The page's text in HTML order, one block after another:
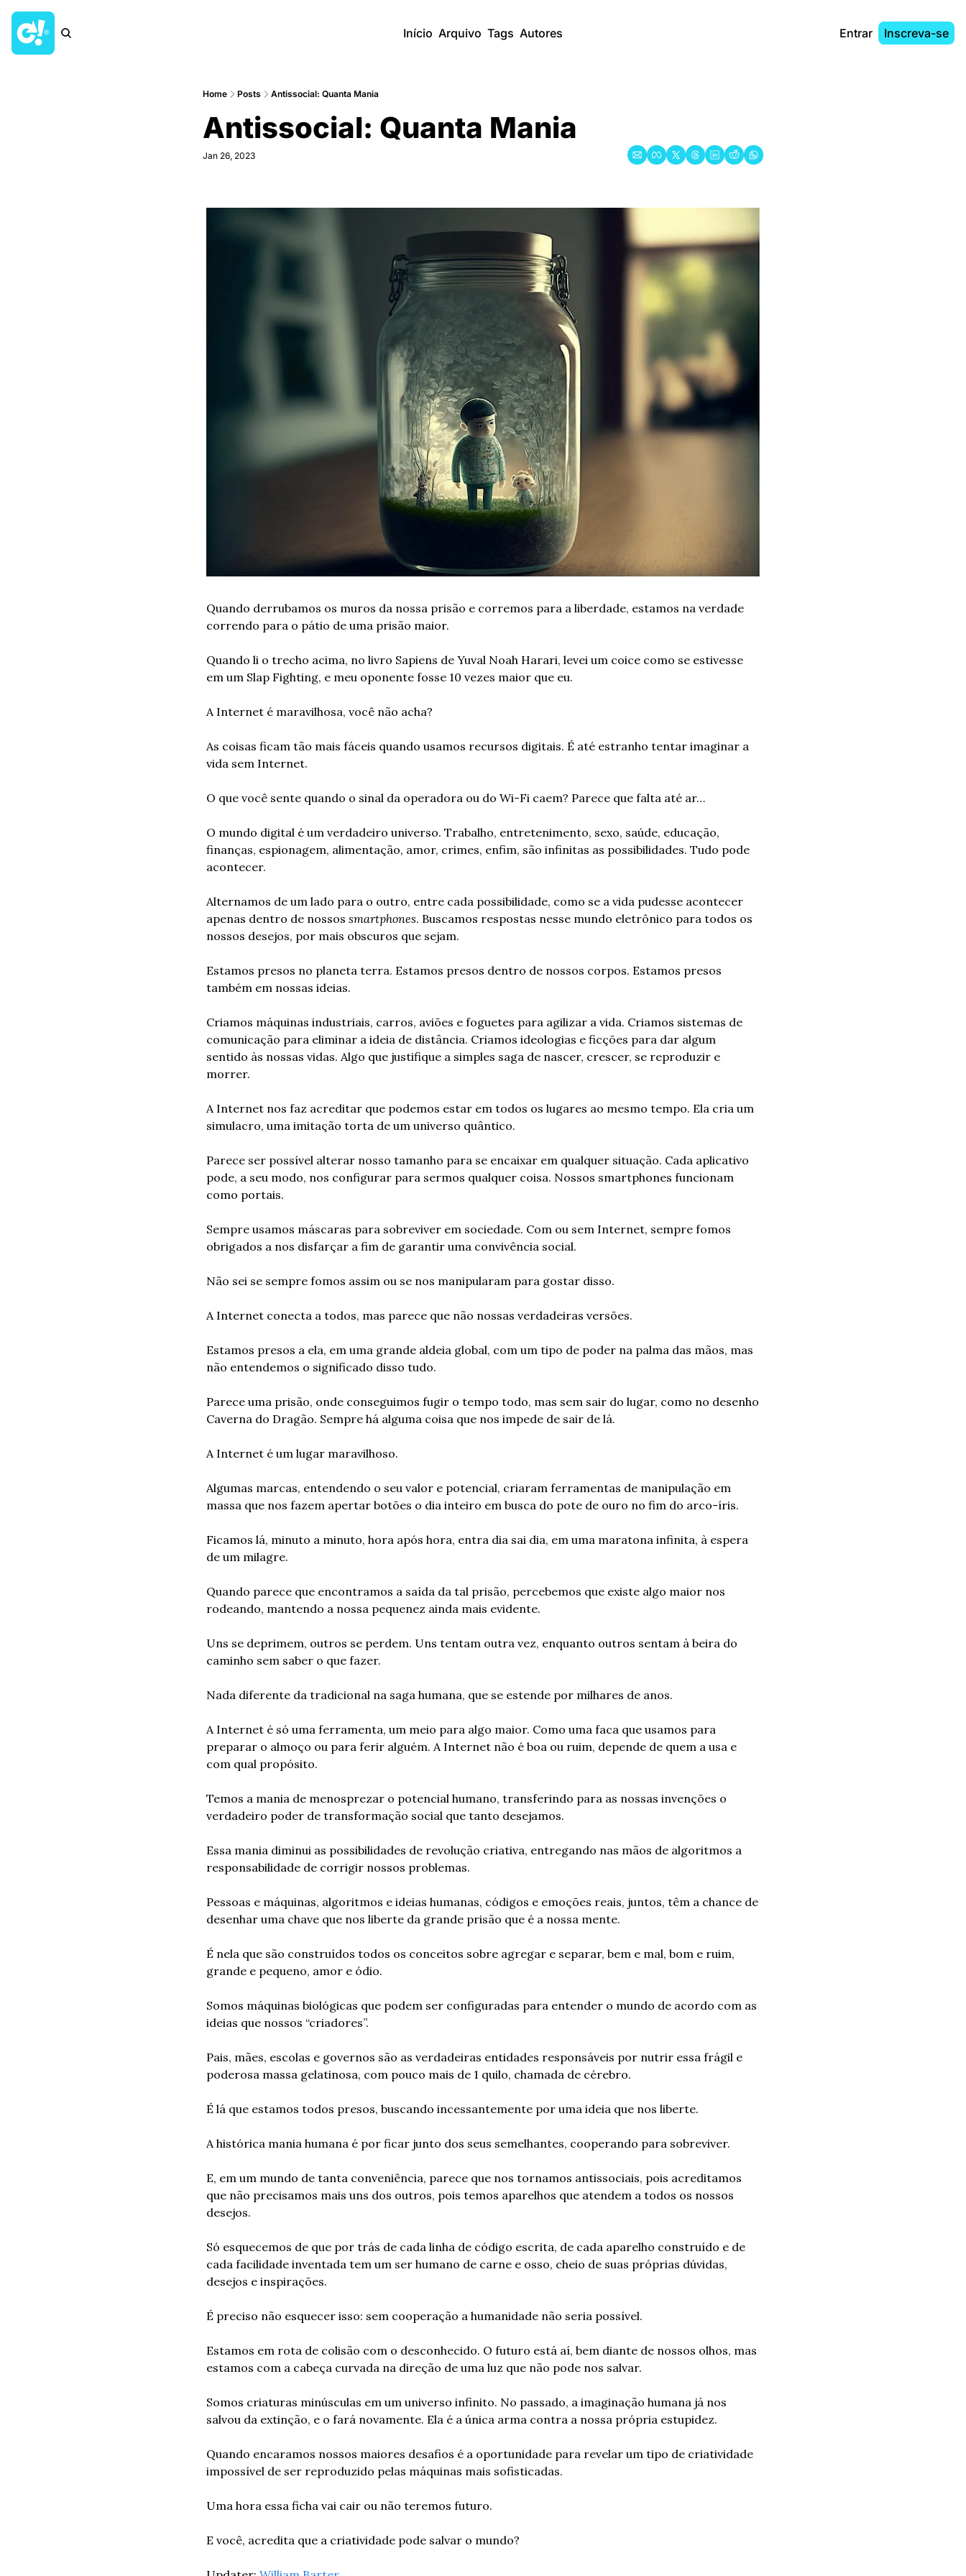
Início Arquivo Tags Autores Entrar Inscreva-se
Home Posts Antissocial: Quanta Mania
Antissocial: Quanta Mania
Jan 26, 2023
Quando derrubamos os muros da nossa prisão e corremos para a liberdade, estamos na verdade
correndo para o pátio de uma prisão maior.
Quando li o trecho acima, no livro Sapiens de Yuval Noah Harari, levei um coice como se estivesse
em um Slap Fighting, e meu oponente fosse 10 vezes maior que eu.
A Internet é maravilhosa, você não acha?
As coisas ficam tão mais fáceis quando usamos recursos digitais. É até estranho tentar imaginar a
vida sem Internet.
O que você sente quando o sinal da operadora ou do Wi-Fi caem? Parece que falta até ar…
O mundo digital é um verdadeiro universo. Trabalho, entretenimento, sexo, saúde, educação,
finanças, espionagem, alimentação, amor, crimes, enfim, são infinitas as possibilidades. Tudo pode
acontecer.
Alternamos de um lado para o outro, entre cada possibilidade, como se a vida pudesse acontecer
apenas dentro de nossos smartphones. Buscamos respostas nesse mundo eletrônico para todos os
nossos desejos, por mais obscuros que sejam.
Estamos presos no planeta terra. Estamos presos dentro de nossos corpos. Estamos presos
também em nossas ideias.
Criamos máquinas industriais, carros, aviões e foguetes para agilizar a vida. Criamos sistemas de
comunicação para eliminar a ideia de distância. Criamos ideologias e ficções para dar algum
sentido às nossas vidas. Algo que justifique a simples saga de nascer, crescer, se reproduzir e
morrer.
A Internet nos faz acreditar que podemos estar em todos os lugares ao mesmo tempo. Ela cria um
simulacro, uma imitação torta de um universo quântico.
Parece ser possível alterar nosso tamanho para se encaixar em qualquer situação. Cada aplicativo
pode, a seu modo, nos configurar para sermos qualquer coisa. Nossos smartphones funcionam
como portais.
Sempre usamos máscaras para sobreviver em sociedade. Com ou sem Internet, sempre fomos
obrigados a nos disfarçar a fim de garantir uma convivência social.
Não sei se sempre fomos assim ou se nos manipularam para gostar disso.
A Internet conecta a todos, mas parece que não nossas verdadeiras versões.
Estamos presos a ela, em uma grande aldeia global, com um tipo de poder na palma das mãos, mas
não entendemos o significado disso tudo.
Parece uma prisão, onde conseguimos fugir o tempo todo, mas sem sair do lugar, como no desenho
Caverna do Dragão. Sempre há alguma coisa que nos impede de sair de lá.
A Internet é um lugar maravilhoso.
Algumas marcas, entendendo o seu valor e potencial, criaram ferramentas de manipulação em
massa que nos fazem apertar botões o dia inteiro em busca do pote de ouro no fim do arco-íris.
Ficamos lá, minuto a minuto, hora após hora, entra dia sai dia, em uma maratona infinita, à espera
de um milagre.
Quando parece que encontramos a saída da tal prisão, percebemos que existe algo maior nos
rodeando, mantendo a nossa pequenez ainda mais evidente.
Uns se deprimem, outros se perdem. Uns tentam outra vez, enquanto outros sentam à beira do
caminho sem saber o que fazer.
Nada diferente da tradicional na saga humana, que se estende por milhares de anos.
A Internet é só uma ferramenta, um meio para algo maior. Como uma faca que usamos para
preparar o almoço ou para ferir alguém. A Internet não é boa ou ruim, depende de quem a usa e
com qual propósito.
Temos a mania de menosprezar o potencial humano, transferindo para as nossas invenções o
verdadeiro poder de transformação social que tanto desejamos.
Essa mania diminui as possibilidades de revolução criativa, entregando nas mãos de algoritmos a
responsabilidade de corrigir nossos problemas.
Pessoas e máquinas, algoritmos e ideias humanas, códigos e emoções reais, juntos, têm a chance de
desenhar uma chave que nos liberte da grande prisão que é a nossa mente.
É nela que são construídos todos os conceitos sobre agregar e separar, bem e mal, bom e ruim,
grande e pequeno, amor e ódio.
Somos máquinas biológicas que podem ser configuradas para entender o mundo de acordo com as
ideias que nossos “criadores”.
Pais, mães, escolas e governos são as verdadeiras entidades responsáveis por nutrir essa frágil e
poderosa massa gelatinosa, com pouco mais de 1 quilo, chamada de cérebro.
É lá que estamos todos presos, buscando incessantemente por uma ideia que nos liberte.
A histórica mania humana é por ficar junto dos seus semelhantes, cooperando para sobreviver.
E, em um mundo de tanta conveniência, parece que nos tornamos antissociais, pois acreditamos
que não precisamos mais uns dos outros, pois temos aparelhos que atendem a todos os nossos
desejos.
Só esquecemos de que por trás de cada linha de código escrita, de cada aparelho construído e de
cada facilidade inventada tem um ser humano de carne e osso, cheio de suas próprias dúvidas,
desejos e inspirações.
É preciso não esquecer isso: sem cooperação a humanidade não seria possível.
Estamos em rota de colisão com o desconhecido. O futuro está aí, bem diante de nossos olhos, mas
estamos com a cabeça curvada na direção de uma luz que não pode nos salvar.
Somos criaturas minúsculas em um universo infinito. No passado, a imaginação humana já nos
salvou da extinção, e o fará novamente. Ela é a única arma contra a nossa própria estupidez.
Quando encaramos nossos maiores desafios é a oportunidade para revelar um tipo de criatividade
impossível de ser reproduzido pelas máquinas mais sofisticadas.
Uma hora essa ficha vai cair ou não teremos futuro.
E você, acredita que a criatividade pode salvar o mundo?